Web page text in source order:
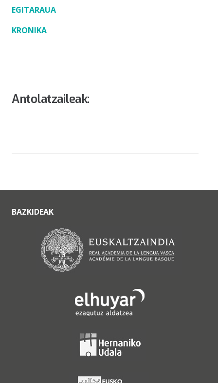
EGITARAUA
KRONIKA
Antolatzaileak:
BAZKIDEAK